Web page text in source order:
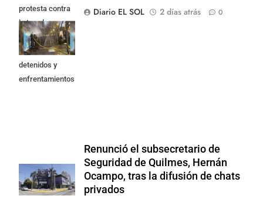
protesta contra
la Ley de
Propiedad
Privada: hubo
detenidos y
enfrentamientos
Diario EL SOL
2 días atrás 0
Renunció el subsecretario de
Seguridad de Quilmes, Hernán
Ocampo, tras la difusión de chats
privados